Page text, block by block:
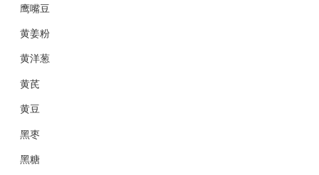
鹰嘴豆
黄姜粉
黄洋葱
黄芪
黄豆
黑枣
黑糖